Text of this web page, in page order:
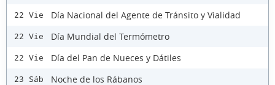
22 Vie Día Nacional del Agente de Tránsito y Vialidad
22 Vie Día Mundial del Termómetro
22 Vie Día del Pan de Nueces y Dátiles
23 Sáb Noche de los Rábanos